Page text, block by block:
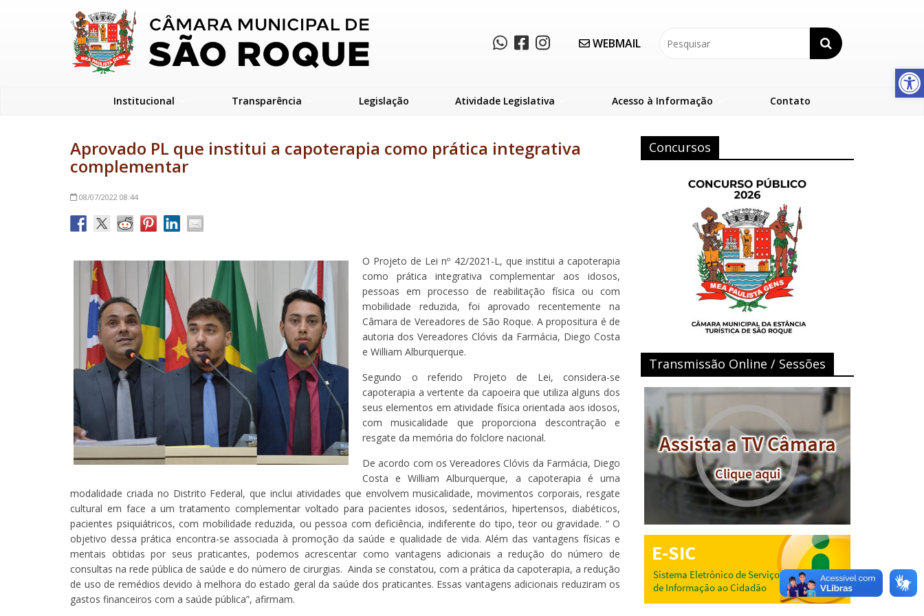
Abrir a barra de ferramentas
WEBMAIL
Institucional Transparência Legislação Atividade Legislativa Acesso à Informação Contato
Aprovado PL que institui a capoterapia como prática integrativa
complementar
08/07/202208:44
O Projeto de Lei nº 42/2021-L, que institui a capoterapia
como prática integrativa complementar aos idosos,
pessoas em processo de reabilitação física ou com
mobilidade reduzida, foi aprovado recentemente na
Câmara de Vereadores de São Roque. A propositura é de
autoria dos Vereadores Clóvis da Farmácia, Diego Costa
e William Alburquerque.
Segundo o referido Projeto de Lei, considera-se
capoterapia a vertente da capoeira que utiliza alguns dos
seus elementos em atividade física orientada aos idosos,
com musicalidade que proporciona descontração e
resgate da memória do folclore nacional.
De acordo com os Vereadores Clóvis da Farmácia, Diego
Costa e William Alburquerque, a capoterapia é uma
modalidade criada no Distrito Federal, que inclui atividades que envolvem musicalidade, movimentos corporais, resgate
cultural em face a um tratamento complementar voltado para pacientes idosos, sedentários, hipertensos, diabéticos,
pacientes psiquiátricos, com mobilidade reduzida, ou pessoa com deficiência, indiferente do tipo, teor ou gravidade. “ O
objetivo dessa prática encontra-se associada à promoção da saúde e qualidade de vida. Além das vantagens físicas e
mentais obtidas por seus praticantes, podemos acrescentar como vantagens adicionais a redução do número de
consultas na rede pública de saúde e do número de cirurgias. Ainda se constatou, com a prática da capoterapia, a redução
de uso de remédios devido à melhora do estado geral da saúde dos praticantes. Essas vantagens adicionais reduziram os
gastos financeiros com a saúde pública”, afirmam.
Concursos
Transmissão Online / Sessões